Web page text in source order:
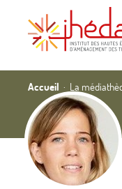
Accueil La